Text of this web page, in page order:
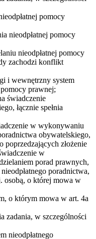
pomocy
nieodpłatnej pomocy
nieodpłatnej pomocy
zachodzi konflikt
i wewnętrzny system
prawnej;
świadczenie
łącznie spełnia
w wykonywaniu
obywatelskiego,
poprzedzających złożenie
w
porad prawnych,
poradnictwa,
osobą, o której mowa w
o którym mowa w art. 4a
zadania, w szczególności
nieodpłatnego